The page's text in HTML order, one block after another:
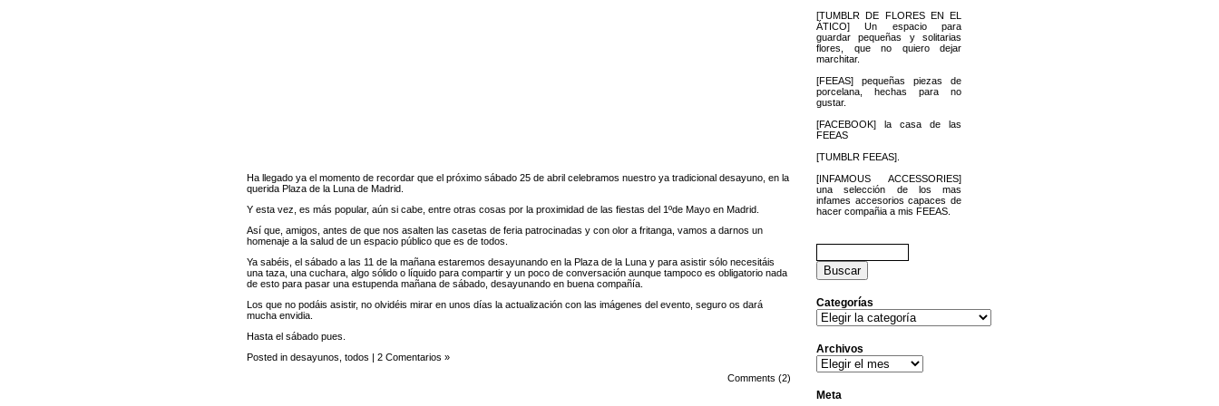
Ha llegado ya el momento de recordar que el próximo sábado 25 de abril celebramos nuestro ya tradicional desayuno, en la
querida Plaza de la Luna de Madrid.
Y esta vez, es más popular, aún si cabe, entre otras cosas por la proximidad de las fiestas del 1ºde Mayo en Madrid.
Así que, amigos, antes de que nos asalten las casetas de feria patrocinadas y con olor a fritanga, vamos a darnos un
homenaje a la salud de un espacio público que es de todos.
Ya sabéis, el sábado a las 11 de la mañana estaremos desayunando en la Plaza de la Luna y para asistir sólo necesitáis
una taza, una cuchara, algo sólido o líquido para compartir y un poco de conversación aunque tampoco es obligatorio nada
de esto para pasar una estupenda mañana de sábado, desayunando en buena compañía.
Los que no podáis asistir, no olvidéis mirar en unos días la actualización con las imágenes del evento, seguro os dará
mucha envidia.
Hasta el sábado pues.
Posted in desayunos todos | 2 Comentarios »
Comments (2)
[TUMBLR DE FLORES EN EL
ÁTICO] Un espacio para
guardar pequeñas y solitarias
flores, que no quiero dejar
marchitar.
[FEEAS] pequeñas piezas de
porcelana, hechas para no
gustar.
[FACEBOOK] la casa de las
FEEAS
[TUMBLR FEEAS].
[INFAMOUS ACCESSORIES]
una selección de los mas
infames accesorios capaces de
hacer compañia a mis FEEAS.
Buscar:
Categorías
Categorías
Archivos
Archivos
Meta